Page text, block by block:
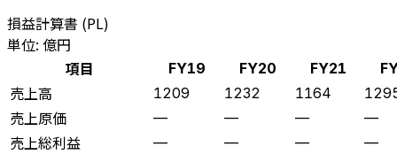
損益計算書 (PL)
単位: 億円
項目
FY19 FY20 FY21
売上高 1209 1232 1164
売上原価 — — — —
売上総利益 — — — —